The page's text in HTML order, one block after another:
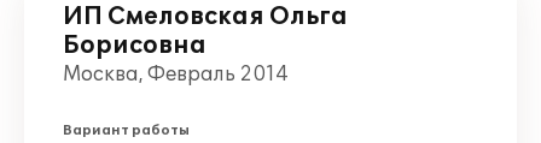
ИП Смеловская Ольга
Борисовна
Москва, Февраль 2014
Вариант работы